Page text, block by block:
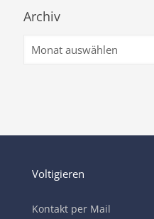
Archiv
Voltigieren
Kontakt per Mail